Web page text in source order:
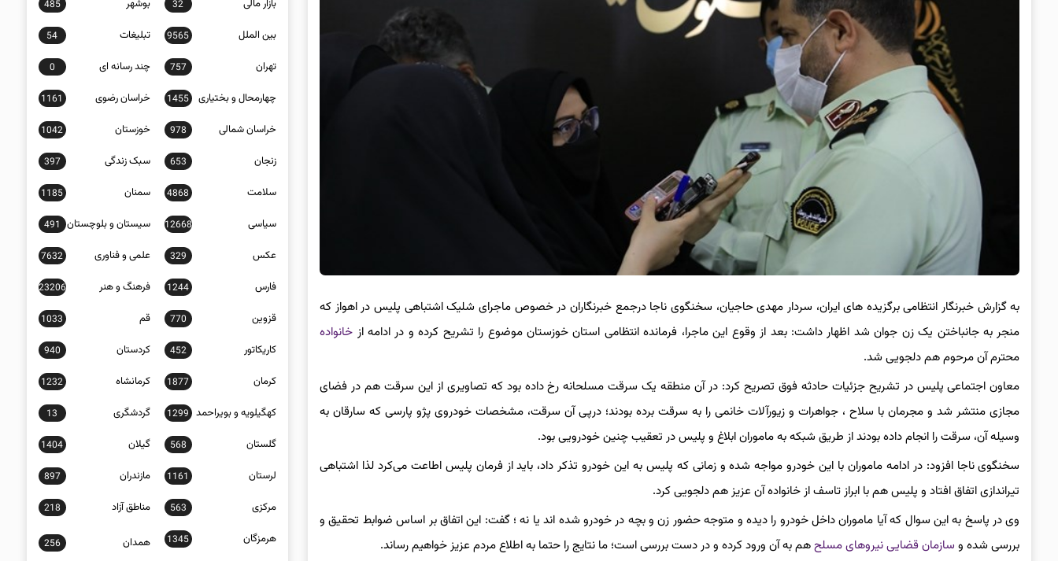
به گزارش خبرنگار انتظامی برگزیده های ایران، سردار مهدی حاجیان، سخنگوی ناجا درجمع خبرنگاران در خصوص ماجرای شلیک اشتباهی پلیس در اهواز که
منجر به جانباختن یک زن جوان شد اظهار داشت: بعد از وقوع این ماجرا، فرمانده انتظامی استان خوزستان موضوع را تشریح کرده و در ادامه از خانواده
محترم آن مرحوم هم دلجویی شد.
معاون اجتماعی پلیس در تشریح جزئیات حادثه فوق تصریح کرد: در آن منطقه یک سرقت مسلحانه‌ رخ داده بود که تصاویری از این سرقت هم در فضای
مجازی منتشر شد و مجرمان با سلاح ، جواهرات و زیورآلات خانمی را به سرقت برده بودند؛ درپی آن سرقت، مشخصات خودروی پژو پارسی که سارقان به
وسیله آن، سرقت را انجام داده بودند از طریق شبکه به ماموران ابلاغ و پلیس در تعقیب چنین خودرویی بود.
سخنگوی ناجا افزود:‌ در ادامه ماموران با این خودرو مواجه شده و زمانی که پلیس به این خودرو تذکر داد، باید از فرمان پلیس اطاعت می‌کرد لذا اشتباهی
تیراندازی اتفاق افتاد و پلیس هم با ابراز تاسف از خانواده آن عزیز هم دلجویی کرد.
وی در پاسخ به این سوال که آیا ماموران داخل خودرو را دیده و متوجه حضور زن و بچه در خودرو شده اند یا نه ؛ گفت:‌ این اتفاق بر اساس ضوابط تحقیق و
بررسی شده و سازمان قضایی نیروهای مسلحهم به آن ورود کرده و در دست بررسی است؛ ما نتایج را حتما به اطلاع مردم عزیز خواهیم رساند.
بازار مالی 32 بوشهر 485
بین الملل 9565 تبلیغات 54
تهران 757 چند رسانه ای 0
چهارمحال و بختیاری 1455 خراسان رضوی 1161
خراسان شمالی 978 خوزستان 1042
زنجان 653 سبک زندگی 397
سلامت 4868 سمنان 1185
سیاسی 12668 سیستان و بلوچستان 491
عکس 329 علمی و فناوری 7632
فارس 1244 فرهنگ و هنر 23206
قزوین 770 قم 1033
کاریکاتور 452 کردستان 940
کرمان 1877 کرمانشاه 1232
کهگیلویه و بویراحمد 1299 گردشگری 13
گلستان 568 گیلان 1404
لرستان 1161 مازندران 897
مرکزی 563 مناطق آزاد 218
هرمزگان 1345 همدان 256